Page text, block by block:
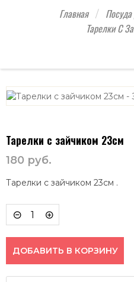
Главная
Тарелки С
Тарелки с зайчиком 23см
180 руб.
Тарелки с зайчиком 23см .
ДОБАВИТЬ В КОРЗИНУ